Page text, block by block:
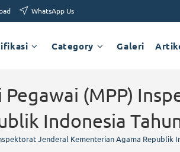
WhatsApp Us
Category Galeri
(MPP)
Indonesia
Jenderal Kementerian Agama Republik